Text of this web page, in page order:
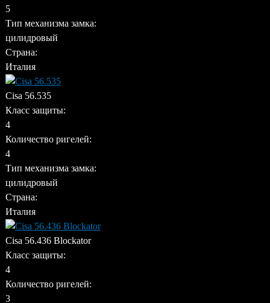
5
Тип механизма замка:
цилидровый
Страна:
Италия
Cisa 56.535
Класс защиты:
4
Количество ригелей:
4
Тип механизма замка:
цилидровый
Страна:
Италия
Cisa 56.436 Blockator
Класс защиты:
4
Количество ригелей:
3